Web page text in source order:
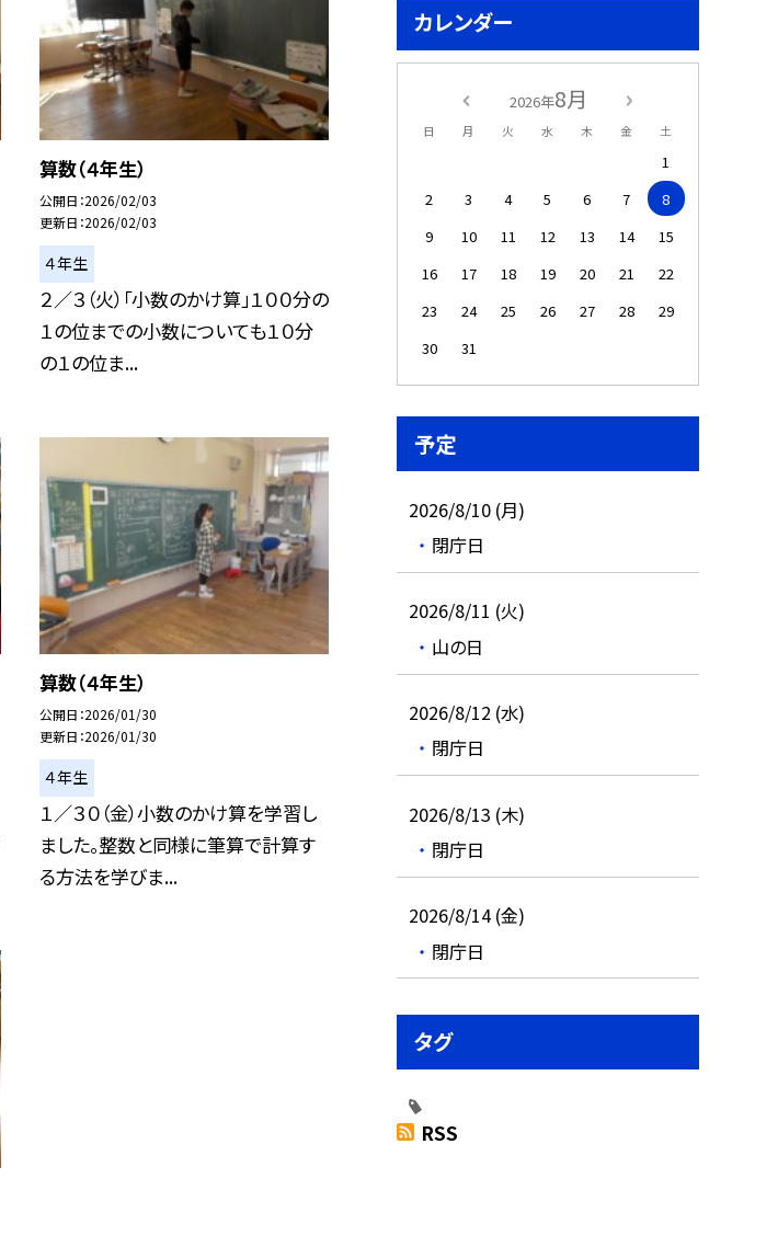
算数（４年生）
公開日 2026/02/03
更新日 2026/02/03
４年生
２／３（火）「小数のかけ算」１００分の
１の位までの小数についても１０分
の１の位ま...
算数（４年生）
公開日 2026/01/30
更新日 2026/01/30
４年生
１／３０（金）小数のかけ算を学習し
ました。整数と同様に筆算で計算す
る方法を学びま...
カレンダー
2026年8月
日 月 火 水 木 金 土
1
2
3 4 5 6 7
8
9
10 11 12 13 14
15
16
17 18 19 20 21
22
23
24 25 26 27 28
29
30
31
予定
2026/8/10 (月)
閉庁日
2026/8/11 (火)
山の日
2026/8/12 (水)
閉庁日
2026/8/13 (木)
閉庁日
2026/8/14 (金)
閉庁日
タグ
RSS